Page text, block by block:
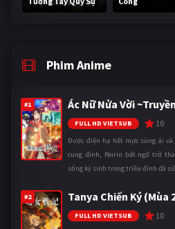
Phim Anime
#1 Ác Nữ Nửa Vời
FULL HD VIETSUB 10
Được điện hạ hết mực sủng ái
cung đình, Reirin bất ngờ trở
sống ký sinh trong triều đình đã
#2 Tanya Chiến Ký (Mùa
FULL HD VIETSUB 10